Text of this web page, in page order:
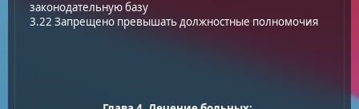
законодательную базу
3.22 Запрещено превышать должностные полномочия